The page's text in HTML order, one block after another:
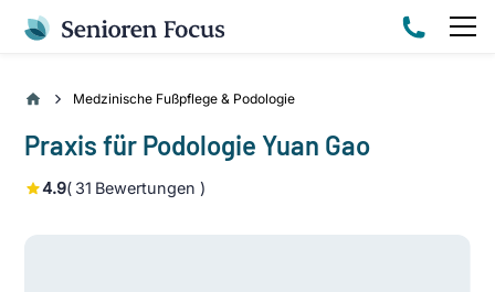
Medzinische Fußpflege & Podologie
Praxis für Podologie Yuan Gao
4.9( 31 Bewertungen )